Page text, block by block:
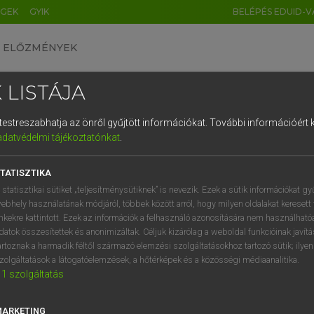
GYIK BELÉPÉS EDUID-
ELŐZMÉNYEK
műszaki szótár
VAN ELŐFIZETÉSED?
megtekintéséhez.
LISTÁJA
az önről gyűjtött információkat. További információért
tájékoztatónkat.
statisztikai sütiket „teljesítménysütiknek” is nevezik. Ezek a sütik információkat
használatának módjáról, többek között arról, hogy milyen oldalakat keresett
kattintott. Ezek az információk a felhasználó azonosítására nem
összesítettek és anonimizáltak. Céljuk kizárólag a weboldal funkcióinak
a harmadik féltől származó elemzési szolgáltatásokhoz tartozó sütik;
a látogatóelemzések, a hőtérképek és a közösségi médiaanalitika.
1 szolgáltatás
DE CN FR ES IT NL
1 2 3 4 5 6 7 8 9
q w e r t z u i
a s d f g h j k l é
í y x c v b n m , .